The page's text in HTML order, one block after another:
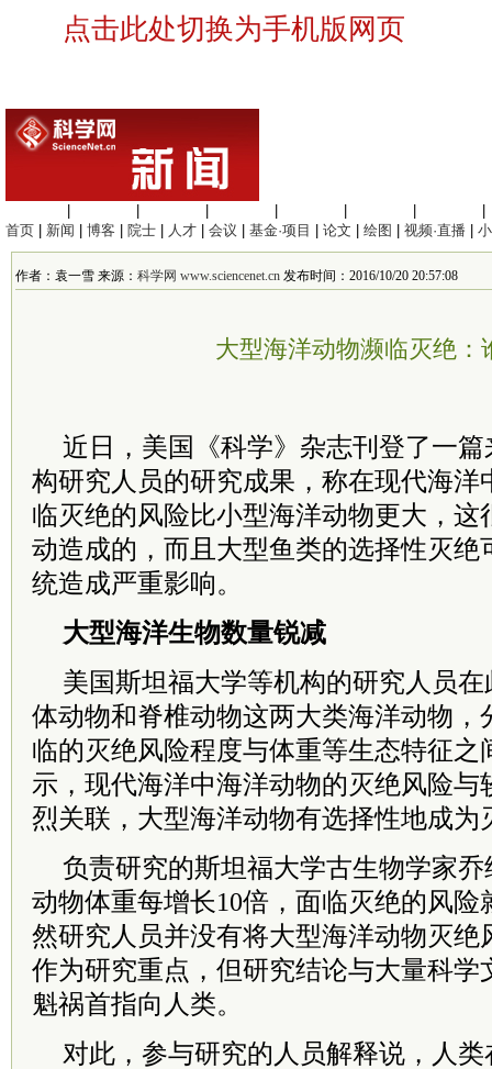
点击此处切换为手机版网页
首页
新闻 博客 院士 人才 会议 基金·项目 论文 绘图 视频·直播
作者：袁一雪 来源： 科学网 www.sciencenet.cn 发布时间：2016/10/20 20:57:08
大型海洋动物濒临灭绝：
近日，美国《科学》杂志刊登了一
构研究人员的研究成果，称在现代海洋
临灭绝的风险比小型海洋动物更大，这
动造成的，而且大型鱼类的选择性灭绝
统造成严重影响。
大型海洋生物数量锐减
美国斯坦福大学等机构的研究人员
体动物和脊椎动物这两大类海洋动物，
临的灭绝风险程度与体重等生态特征之
示，现代海洋中海洋动物的灭绝风险与
烈关联，大型海洋动物有选择性地成为
负责研究的斯坦福大学古生物学家乔
动物体重每增长10倍，面临灭绝的风险
然研究人员并没有将大型海洋动物灭绝
作为研究重点，但研究结论与大量科学
魁祸首指向人类。
对此，参与研究的人员解释说，人